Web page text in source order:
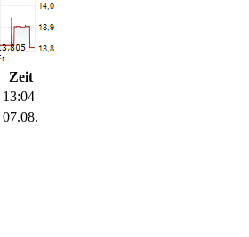
Zeit
13:04
07.08.